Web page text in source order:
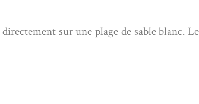
sur une plage de sable blanc. Le